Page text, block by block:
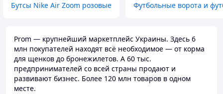
Бутсы Nike Air Zoom розовые Футбольные ворота и
Prom — крупнейший маркетплейс Украины. Здесь 6
млн покупателей находят всё необходимое — от корма
для щенков до бронежилетов. А 60 тыс.
предпринимателей со всей страны продают и
развивают бизнес. Более 120 млн товаров в одном
месте.